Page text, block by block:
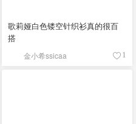
歌莉娅白色镂空针织衫真的很百
搭
金小希ssicaa 1